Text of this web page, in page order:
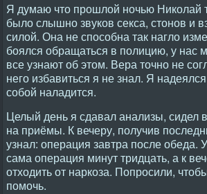
Я думаю что прошлой ночью Николай
было слышно звуков секса, стонов и
силой. Она не способна так нагло
боялся обращаться в полицию, у нас
все узнают об этом. Вера точно не
него избавиться я не знал. Я
собой наладится.
Целый день я сдавал анализы, сидел
на приёмы. К вечеру, получив
узнал: операция завтра после обеда.
сама операция минут тридцать, а к
отходить от наркоза. Попросили,
помочь.